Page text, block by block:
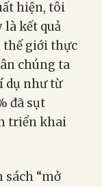
hiện, tôi
là kết quả
thế giới thực
chúng ta
dụ như từ
đã sụt
triển khai
sách “mở